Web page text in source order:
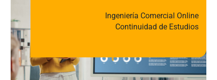
Ingeniería Comercial Online
Continuidad de Estudios